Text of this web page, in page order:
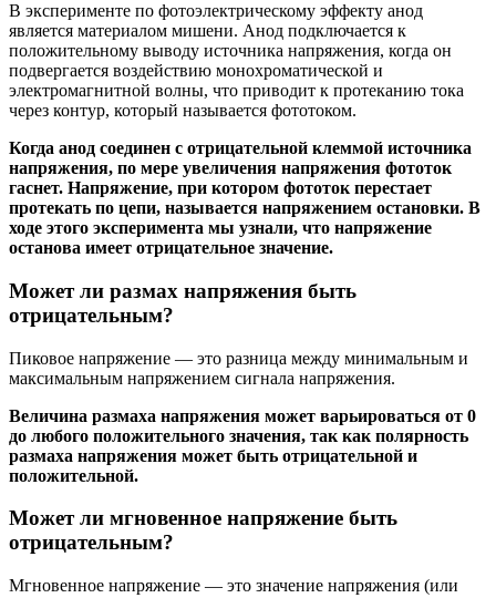
В эксперименте по фотоэлектрическому эффекту анод
является материалом мишени. Анод подключается к
положительному выводу источника напряжения, когда он
подвергается воздействию монохроматической и
электромагнитной волны, что приводит к протеканию тока
через контур, который называется фототоком.
Когда анод соединен с отрицательной клеммой источника
напряжения, по мере увеличения напряжения фототок
гаснет. Напряжение, при котором фототок перестает
протекать по цепи, называется напряжением остановки. В
ходе этого эксперимента мы узнали, что напряжение
останова имеет отрицательное значение.
Может ли размах напряжения быть
отрицательным?
Пиковое напряжение — это разница между минимальным и
максимальным напряжением сигнала напряжения.
Величина размаха напряжения может варьироваться от 0
до любого положительного значения, так как полярность
размаха напряжения может быть отрицательной и
положительной.
Может ли мгновенное напряжение быть
отрицательным?
Мгновенное напряжение — это значение напряжения (или